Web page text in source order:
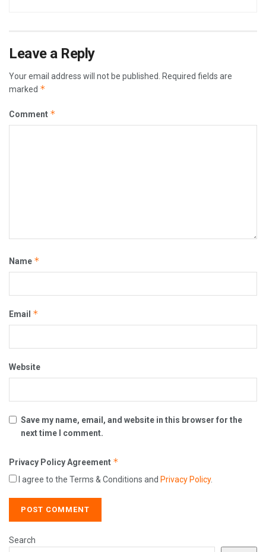
Leave a Reply
Your email address will not be published. Required fields are
marked *
Comment *
Name *
Email *
Website
Save my name, email, and website in this browser for the
next time I comment.
Privacy Policy Agreement *
I agree to the Terms & Conditions and Privacy Policy.
Search